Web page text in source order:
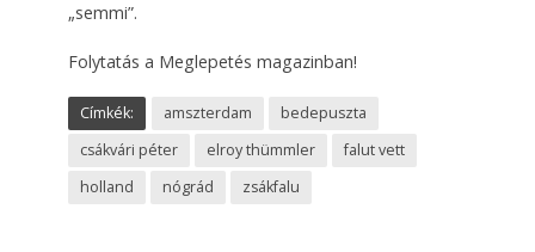
„semmi”.
Folytatás a Meglepetés magazinban!
Címkék: amszterdam
bedepuszta
csákvári péter
elroy thümmler
falut vett
holland
nógrád zsákfalu